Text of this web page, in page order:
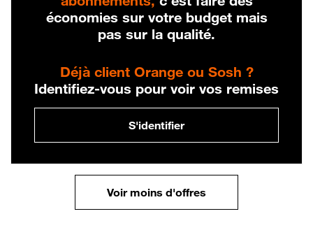
économies sur votre budget mais
pas sur la qualité.
Déjà client Orange ou Sosh ?
Identifiez-vous pour voir vos remises
S'identifier
Voir moins d'offres